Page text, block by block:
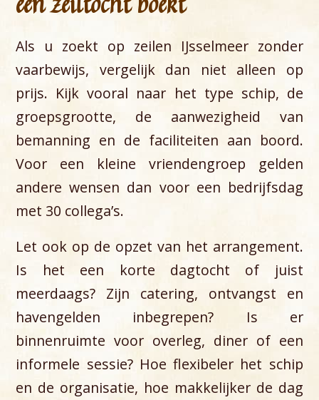
Als u zoekt op zeilen IJsselmeer zonder
vaarbewijs, vergelijk dan niet alleen op
prijs. Kijk vooral naar het type schip, de
groepsgrootte, de aanwezigheid van
bemanning en de faciliteiten aan boord.
Voor een kleine vriendengroep gelden
andere wensen dan voor een bedrijfsdag
met 30 collega’s.
Let ook op de opzet van het arrangement.
Is het een korte dagtocht of juist
meerdaags? Zijn catering, ontvangst en
havengelden inbegrepen? Is er
binnenruimte voor overleg, diner of een
informele sessie? Hoe flexibeler het schip
en de organisatie, hoe makkelijker de dag